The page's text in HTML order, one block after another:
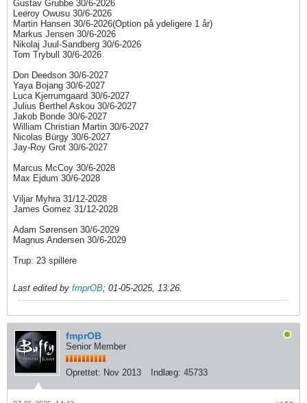
Gustav Grubbe 30/6-2026
Leeroy Owusu 30/6-2026
Martin Hansen 30/6-2026(Option på ydeligere 1 år)
Markus Jensen 30/6-2026
Nikolaj Juul-Sandberg 30/6-2026
Tom Trybull 30/6-2026
Don Deedson 30/6-202​7​
Yaya Bojang 30/6-2027
Luca Kjerrumgaard 30/6-2027
Julius Berthel Askou 30/6-2027
Jakob Bonde 30/6-2027
William Christian Martin 30/6-2027
Nicolas Bürgy 30/6-2027
Jay-Roy Grot 30/6-2027
Marcus McCoy 30/6-2028​
Max Ejdum 30/6-2028
Viljar Myhra 31/12-2028
James Gomez 31/12-2028​​
Adam Sørensen 30/6-2029​
Magnus Andersen 30/6-2029
Trup: 23 spillere​​
Last edited by fmprOB; 01-05-2025, 13:26.
fmprOB
Senior Member
Oprettet: Nov 2013 Indlæg: 45733